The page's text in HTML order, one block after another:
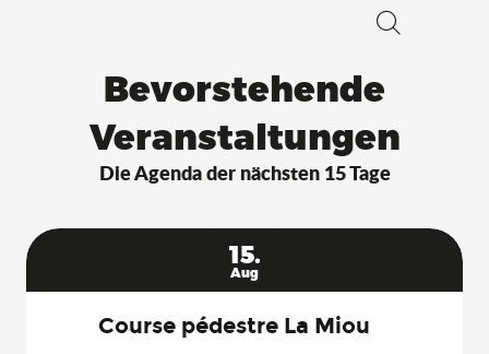
Bevorstehende
Veranstaltungen
Die Agenda der nächsten 15 Tage
15.
Aug
Course pédestre La Miou